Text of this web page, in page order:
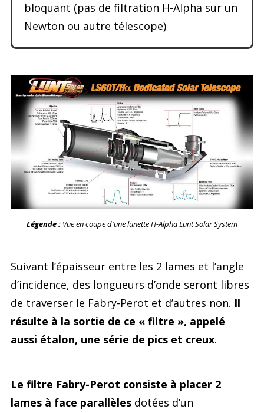
bloquant (pas de filtration H-Alpha sur un
Newton ou autre télescope)
Légende : Vue en coupe d'une lunette H-Alpha Lunt Solar System
Suivant l’épaisseur entre les 2 lames et l’angle
d’incidence, des longueurs d’onde seront libres
de traverser le Fabry-Perot et d’autres non. Il
résulte à la sortie de ce « filtre », appelé
aussi étalon, une série de pics et creux.
Le filtre Fabry-Perot consiste à placer 2
lames à face parallèlesdotées d’un